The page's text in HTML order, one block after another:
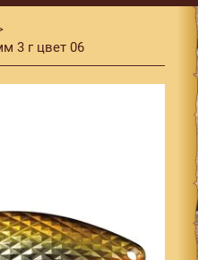
3 г цвет 06